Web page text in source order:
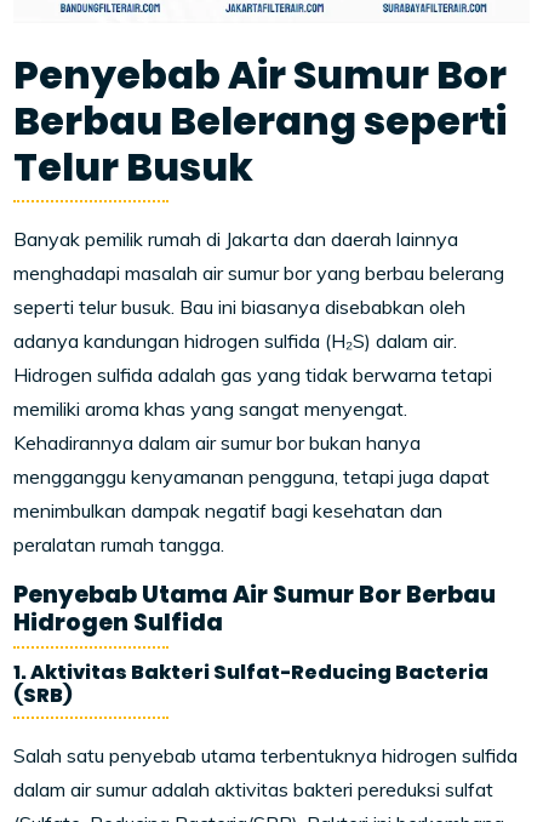
Penyebab Air Sumur Bor
Berbau Belerang seperti
Telur Busuk
Banyak pemilik rumah di Jakarta dan daerah lainnya
menghadapi masalah air sumur bor yang berbau belerang
seperti telur busuk. Bau ini biasanya disebabkan oleh
adanya kandungan hidrogen sulfida (H₂S) dalam air.
Hidrogen sulfida adalah gas yang tidak berwarna tetapi
memiliki aroma khas yang sangat menyengat.
Kehadirannya dalam air sumur bor bukan hanya
mengganggu kenyamanan pengguna, tetapi juga dapat
menimbulkan dampak negatif bagi kesehatan dan
peralatan rumah tangga.
Penyebab Utama Air Sumur Bor Berbau
Hidrogen Sulfida
1. Aktivitas Bakteri Sulfat-Reducing Bacteria
(SRB)
Salah satu penyebab utama terbentuknya hidrogen sulfida
dalam air sumur adalah aktivitas bakteri pereduksi sulfat